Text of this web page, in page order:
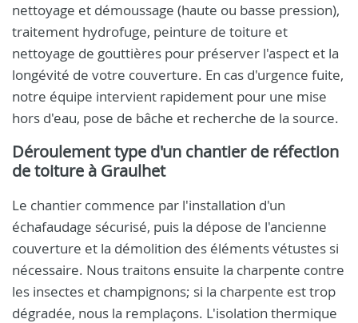
nettoyage et démoussage (haute ou basse pression),
traitement hydrofuge, peinture de toiture et
nettoyage de gouttières pour préserver l'aspect et la
longévité de votre couverture. En cas d'urgence fuite,
notre équipe intervient rapidement pour une mise
hors d'eau, pose de bâche et recherche de la source.
Déroulement type d'un chantier de réfection
de toiture à Graulhet
Le chantier commence par l'installation d'un
échafaudage sécurisé, puis la dépose de l'ancienne
couverture et la démolition des éléments vétustes si
nécessaire. Nous traitons ensuite la charpente contre
les insectes et champignons; si la charpente est trop
dégradée, nous la remplaçons. L'isolation thermique